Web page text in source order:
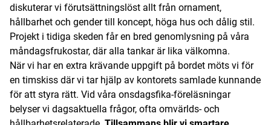
diskuterar vi förutsättningslöst allt från ornament,
hållbarhet och gender till koncept, höga hus och dålig stil.
Projekt i tidiga skeden får en bred genomlysning på våra
måndagsfrukostar, där alla tankar är lika välkomna.
När vi har en extra krävande uppgift på bordet möts vi för
en timskiss där vi tar hjälp av kontorets samlade kunnande
för att styra rätt. Vid våra onsdagsfika-föreläsningar
belyser vi dagsaktuella frågor, ofta omvärlds- och